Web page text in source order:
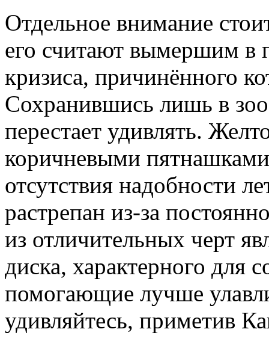
Отдельное внимание
его считают вымершим в
кризиса, причинённого
Сохранившись лишь в
перестает удивлять.
коричневыми
отсутствия надобности
растрепан из-за
из отличительных черт
диска, характерного для
помогающие лучше
удивляйтесь, приметив